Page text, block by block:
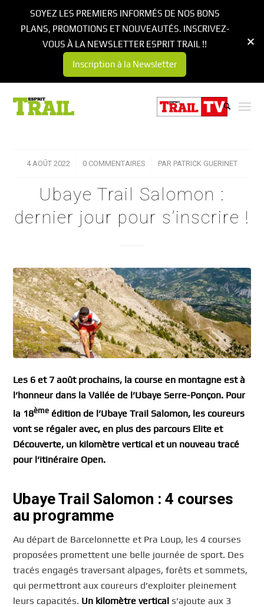
4 AOÛT 2022
/ 0 COMMENTAIRES
/ PAR PATRICK GUERINET
Ubaye Trail Salomon :
dernier jour pour s’inscrire !
Les 6 et 7 août prochains, la course en montagne est à
l’honneur dans la Vallée de l’Ubaye Serre-Ponçon. Pour
la 18ème édition de l’Ubaye Trail Salomon, les coureurs
vont se régaler avec, en plus des parcours Elite et
Découverte, un kilomètre vertical et un nouveau tracé
pour l’itinéraire Open.
Ubaye Trail Salomon : 4 courses
au programme
Au départ de Barcelonnette et Pra Loup, les 4 courses
proposées promettent une belle journée de sport. Des
tracés engagés traversant alpages, forêts et sommets,
qui permettront aux coureurs d’exploiter pleinement
leurs capacités. Un kilomètre verticals’ajoute aux 3
SOYEZ LES PREMIERS INFORMÉS DE NOS BONS
PLANS, PROMOTIONS ET NOUVEAUTÉS. INSCRIVEZ-
VOUS À LA NEWSLETTER ESPRIT TRAIL !!
Inscription à la Newsletter